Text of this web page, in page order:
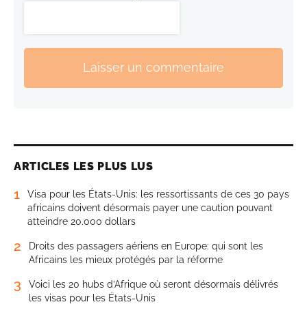
Laisser un commentaire
ARTICLES LES PLUS LUS
1
Visa pour les États-Unis: les ressortissants de ces 30 pays
africains doivent désormais payer une caution pouvant
atteindre 20.000 dollars
2
Droits des passagers aériens en Europe: qui sont les
Africains les mieux protégés par la réforme
3
Voici les 20 hubs d’Afrique où seront désormais délivrés
les visas pour les États-Unis